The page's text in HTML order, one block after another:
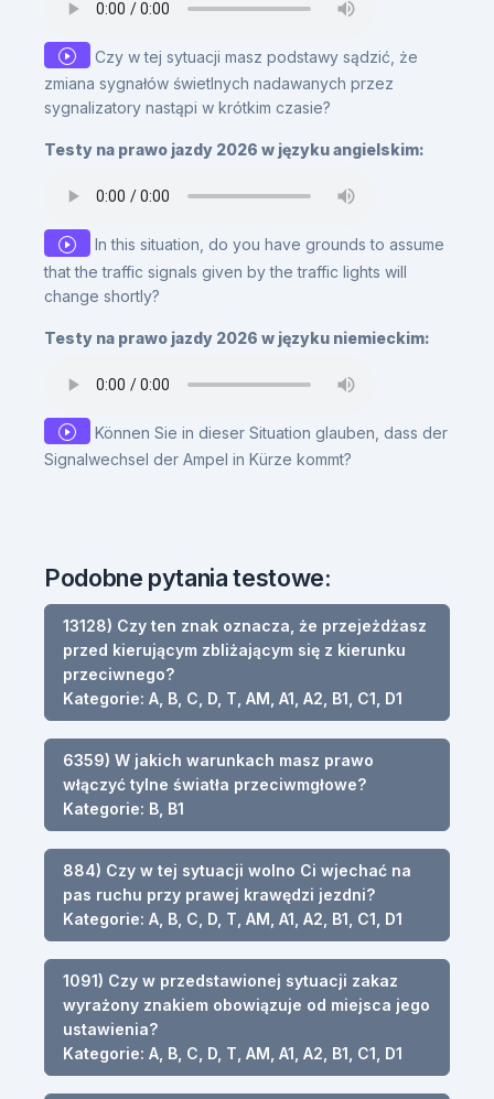
Czy w tej sytuacji masz podstawy sądzić, że
zmiana sygnałów świetlnych nadawanych przez
sygnalizatory nastąpi w krótkim czasie?
Testy na prawo jazdy 2026 w języku angielskim:
In this situation, do you have grounds to assume
that the traffic signals given by the traffic lights will
change shortly?
Testy na prawo jazdy 2026 w języku niemieckim:
Können Sie in dieser Situation glauben, dass der
Signalwechsel der Ampel in Kürze kommt?
Podobne pytania testowe:
13128) Czy ten znak oznacza, że przejeżdżasz
przed kierującym zbliżającym się z kierunku
przeciwnego?
Kategorie: A, B, C, D, T, AM, A1, A2, B1, C1, D1
6359) W jakich warunkach masz prawo
włączyć tylne światła przeciwmgłowe?
Kategorie: B, B1
884) Czy w tej sytuacji wolno Ci wjechać na
pas ruchu przy prawej krawędzi jezdni?
Kategorie: A, B, C, D, T, AM, A1, A2, B1, C1, D1
1091) Czy w przedstawionej sytuacji zakaz
wyrażony znakiem obowiązuje od miejsca jego
ustawienia?
Kategorie: A, B, C, D, T, AM, A1, A2, B1, C1, D1